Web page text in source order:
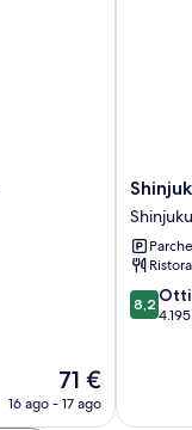
Il
prezzo
attuale
71 €
16 ago - 17 ago
Shinjuku
Hotel
Main
Shinjuku
Shinjuku
8.2
su
8,2